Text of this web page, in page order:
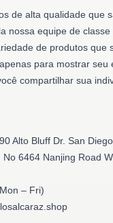
de alta qualidade que
nossa equipe de
de produtos que
para mostrar seu
compartilhar sua
Alto Bluff Dr. San
No 6464 Nanjing Road
– Fri)